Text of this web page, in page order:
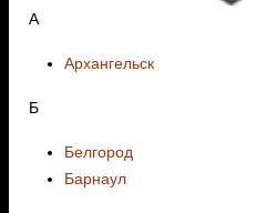
А
Архангельск
Б
Белгород
Барнаул